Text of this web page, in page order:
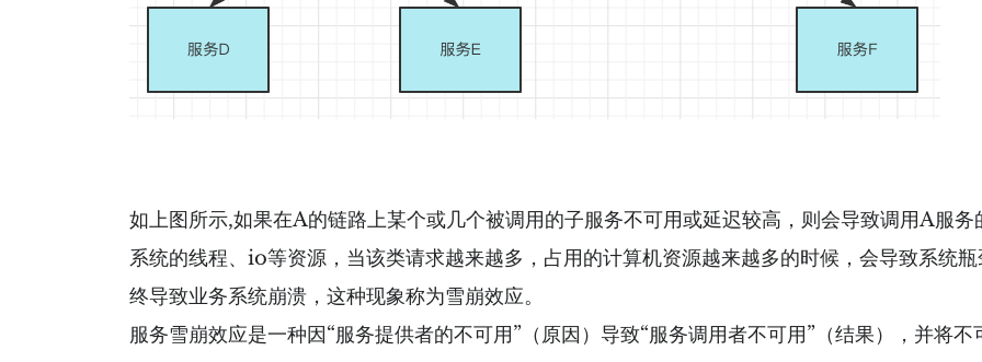
如上图所示,如果在A的链路上某个或几个被调用的子服务不可用或延迟较高，则会导致调用A服
系统的线程、io等资源，当该类请求越来越多，占用的计算机资源越来越多的时候，会导致系统
终导致业务系统崩溃，这种现象称为雪崩效应。
服务雪崩效应是一种因“服务提供者的不可用”（原因）导致“服务调用者不可用”（结果），并将不